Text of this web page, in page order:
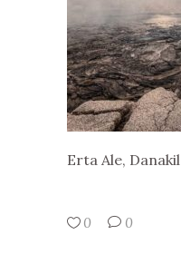
Erta Ale, Danakil
0 0